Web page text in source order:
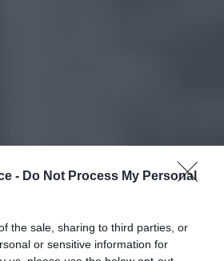
- Do Not Process My Personal
the sale, sharing to third parties, or
or sensitive information for